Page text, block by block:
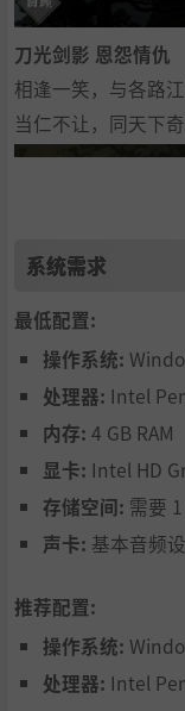
刀光剑影 恩怨情仇
相逢一笑，与各路
当仁不让，同天下
系统需求
最低配置:
操作系统:
处理器: Intel
内存: 4 GB RAM
显卡: Intel HD
存储空间: 需要
声卡: 基本音频
推荐配置:
操作系统:
处理器: Intel